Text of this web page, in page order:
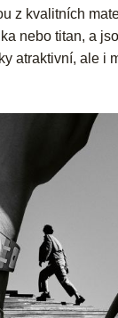
z kvalitních
nebo titan, a
atraktivní, ale i